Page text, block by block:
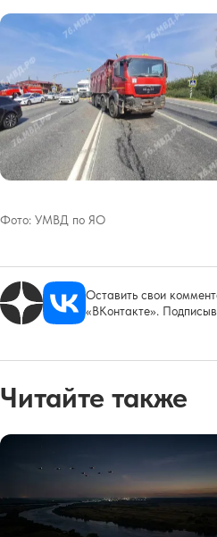
Фото: УМВД по ЯО
Оставить свои
«ВКонтакте».
Читайте также